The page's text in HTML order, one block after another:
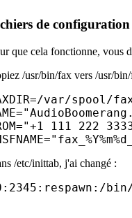
de configuration
que cela fonctionne, vous
/usr/bin/fax vers /usr/
var/spool/
111 222
/etc/inittab, j'ai changé :